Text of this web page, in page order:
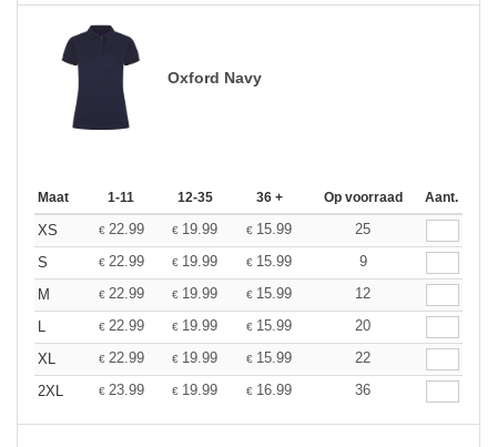
Oxford Navy
Maat 1-11 12-35 36 + Op voorraad Aant.
XS € 22.99 € 19.99 € 15.99
25
S
€ 22.99 € 19.99 € 15.99
9
M
€ 22.99 € 19.99 € 15.99
12
L
€ 22.99 € 19.99 € 15.99
20
XL
€ 22.99 € 19.99 € 15.99
22
2XL
€ 23.99 € 19.99 € 16.99 36